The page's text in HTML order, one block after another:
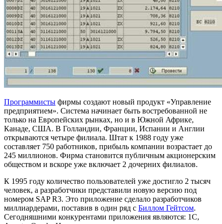
Программисты фирмы создают новый продукт «Управление
предприятием». Система начинает быть востребованной не
только на Европейских рынках, но и в Южной Африке,
Канаде, США. В Голландии, Франции, Испании и Англии
открываются четыре филиала. Штат к 1988 году уже
составляет 750 работников, прибыль компании возрастает до
245 миллионов. Фирма становится публичным акционерским
обществом и вскоре уже включает 2 дочерних филиалов.
К 1995 году количество пользователей уже достигло 2 тысяч
человек, а разработчики представили новую версию под
номером SAP R3. Это приложение сделало разработчиков
миллиардерами, поставив в один ряд с Биллом Гейтсом.
Сегодняшними конкурентами приложения являются: 1С,